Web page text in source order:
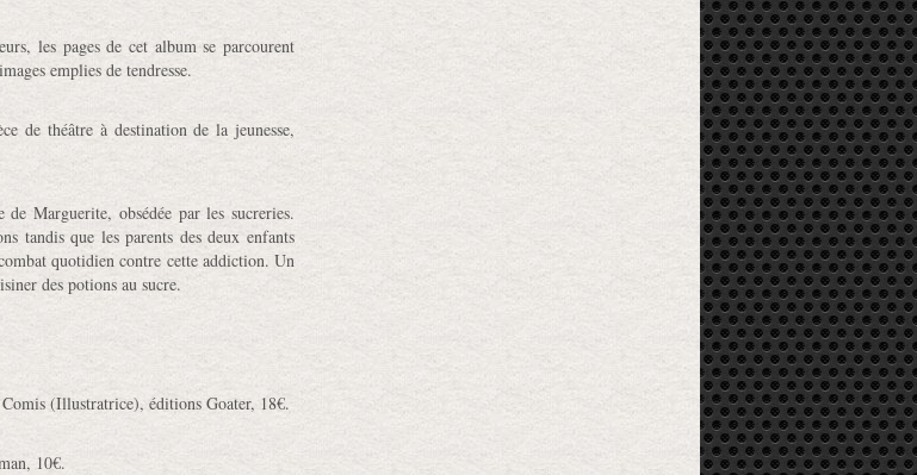
les pages de cet album se parcourent
emplies de tendresse.
de théâtre à destination de la jeunesse,
Marguerite, obsédée par les sucreries.
tandis que les parents des deux enfants
quotidien contre cette addiction. Un
des potions au sucre.
(Illustratrice), éditions Goater, 18€.
10€.